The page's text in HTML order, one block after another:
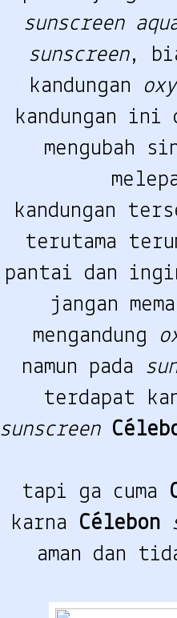
sunscreen
sunscreen,
kandungan
kandungan ini
mengubah
kandungan
terutama
pantai dan
jangan
mengandung
namun pada
sunscreen
tapi ga cuma
karna Célebon
aman dan